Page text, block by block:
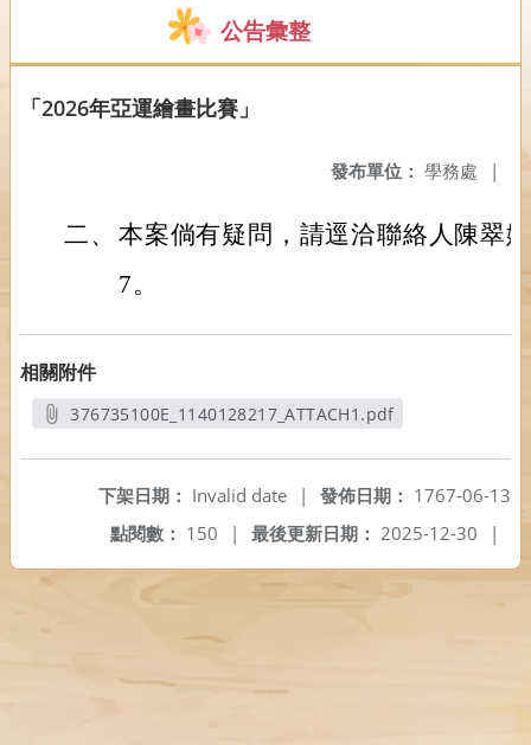
公告彙整
「2026年亞運繪畫比賽」
發布單位： 學務處 |
二、 本案倘有疑問，請逕洽聯絡人陳翠
7。
相關附件
376735100E_1140128217_ATTACH1.pdf
發佈日期： 1767-06-13
下架日期： Invalid date
|
最後更新日期： 2025-12-30 |
點閱數： 150 |